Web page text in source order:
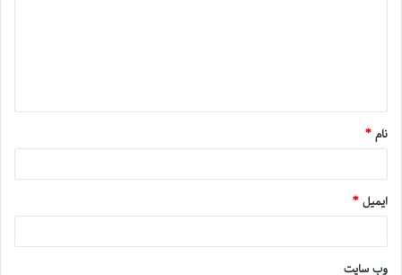
نام*
ایمیل*
وب‌ سایت